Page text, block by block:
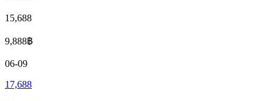
15,688
9,888฿
06-09
17,688